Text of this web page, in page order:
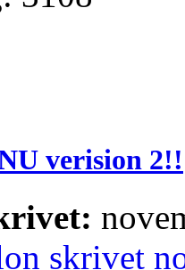
verision 2!!
skrivet